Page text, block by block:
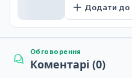
Додати до
Обговорення
Коментарі (0)